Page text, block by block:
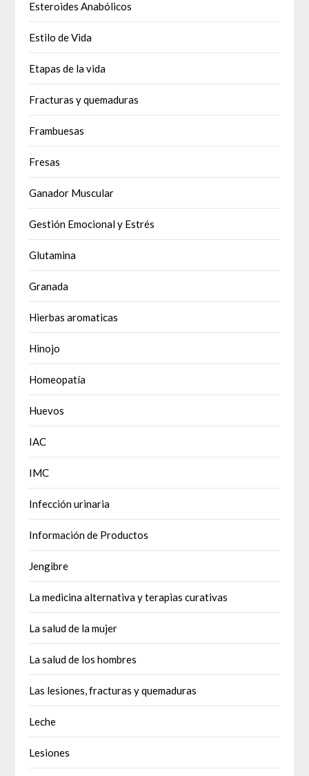
Esteroides Anabólicos
Estilo de Vida
Etapas de la vida
Fracturas y quemaduras
Frambuesas
Fresas
Ganador Muscular
Gestión Emocional y Estrés
Glutamina
Granada
Hierbas aromaticas
Hinojo
Homeopatía
Huevos
IAC
IMC
Infección urinaria
Información de Productos
Jengibre
La medicina alternativa y terapias curativas
La salud de la mujer
La salud de los hombres
Las lesiones, fracturas y quemaduras
Leche
Lesiones